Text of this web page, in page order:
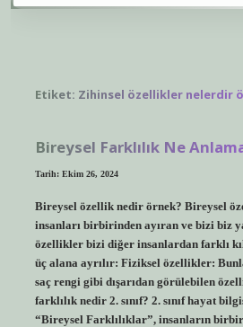
Etiket: Zihinsel özellikler nelerdir
Bireysel Farklılık Ne
Tarih: Ekim 26, 2024
Bireysel özellik nedir örnek? Bireysel
insanları birbirinden ayıran ve bizi biz
özellikler bizi diğer insanlardan farklı
üç alana ayrılır: Fiziksel özellikler:
saç rengi gibi dışarıdan görülebilen
farklılık nedir 2. sınıf? 2. sınıf hayat
“Bireysel Farklılıklar”, insanların